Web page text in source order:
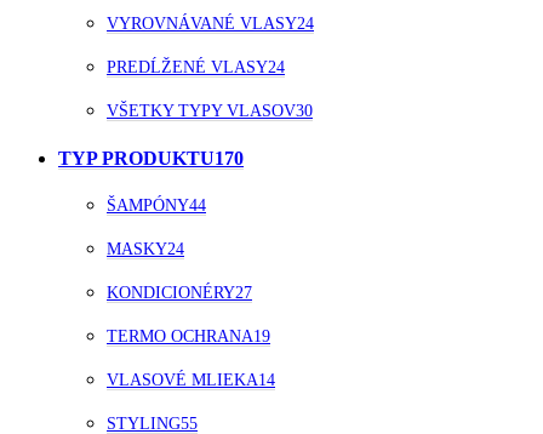
VYROVNÁVANÉ VLASY24
PREDĹŽENÉ VLASY24
VŠETKY TYPY VLASOV30
TYP PRODUKTU170
ŠAMPÓNY44
MASKY24
KONDICIONÉRY27
TERMO OCHRANA19
VLASOVÉ MLIEKA14
STYLING55